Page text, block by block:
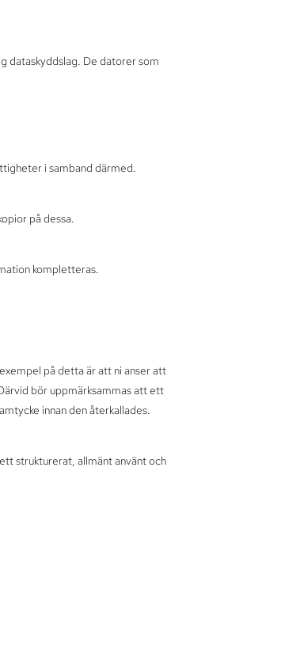
dataskyddslag. De datorer som
i samband därmed.
på dessa.
kompletteras.
på detta är att ni anser att
bör uppmärksammas att ett
innan den återkallades.
strukturerat, allmänt använt och